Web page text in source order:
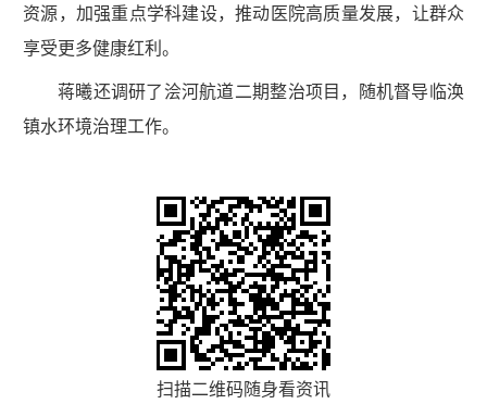
资源，加强重点学科建设，推动医院高质量发展，让群众
享受更多健康红利。
蒋曦还调研了浍河航道二期整治项目，随机督导临涣
镇水环境治理工作。
扫描二维码随身看资讯